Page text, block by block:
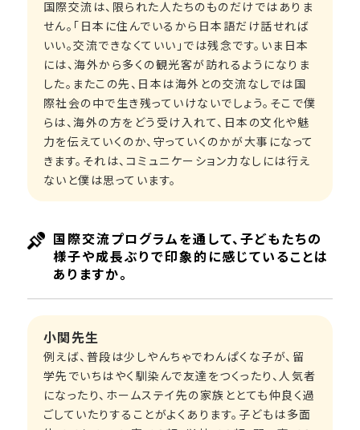
国際交流は、限られた人たちのものだけではありま
せん。「日本に住んでいるから日本語だけ話せれば
いい。交流できなくていい」では残念です。いま日本
には、海外から多くの観光客が訪れるようになりま
した。またこの先、日本は海外との交流なしでは国
際社会の中で生き残っていけないでしょう。そこで僕
らは、海外の方をどう受け入れて、日本の文化や魅
力を伝えていくのか、守っていくのかが大事になって
きます。それは、コミュニケーション力なしには行え
ないと僕は思っています。
国際交流プログラムを通して、子どもたちの
様子や成長ぶりで印象的に感じていることは
ありますか。
小関先生
例えば、普段は少しやんちゃでわんぱくな子が、留
学先でいちはやく馴染んで友達をつくったり、人気者
になったり、ホームステイ先の家族ととても仲良く過
ごしていたりすることがよくあります。子どもは多面